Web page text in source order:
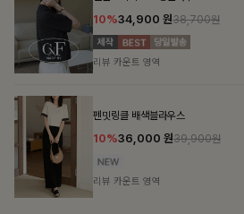
20,700
리뷰 카운트 영역
16,200 17,900원